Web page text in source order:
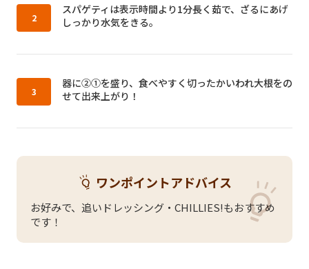
作り方2：
スパゲティは表示時間より1分長く茹で、ざるにあげ
しっかり水気をきる。
作り方3：
器に②①を盛り、食べやすく切ったかいわれ大根をの
せて出来上がり！
ワンポイントアドバイス
お好みで、追いドレッシング・CHILLIES!もおすすめ
です！